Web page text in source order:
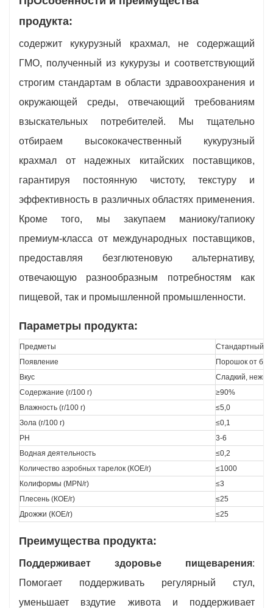
продукта:
содержит кукурузный крахмал, не содержащий
ГМО, полученный из кукурузы и соответствующий
строгим стандартам в области здравоохранения и
окружающей среды, отвечающий требованиям
взыскательных потребителей. Мы тщательно
отбираем высококачественный кукурузный
крахмал от надежных китайских поставщиков,
гарантируя постоянную чистоту, текстуру и
эффективность в различных областях применения.
Кроме того, мы закупаем маниоку/тапиоку
премиум-класса от международных поставщиков,
предоставляя безглютеновую альтернативу,
отвечающую разнообразным потребностям как
пищевой, так и промышленной промышленности.
Параметры продукта:
Предметы
Стандартный
Появление
Порошок от
Вкус
Сладкий,
Содержание (г/100 г)
≥90%
Влажность (г/100 г)
≤5,0
Зола (г/100 г)
≤0,1
PH
3-6
Водная деятельность
≤0,2
Количество аэробных тарелок (КОЕ/г)
≤1000
Колиформы (MPN/г)
≤3
Плесень (КОЕ/г)
≤25
Дрожжи (КОЕ/г)
≤25
Преимущества продукта:
Поддерживает здоровье пищеварения:
Помогает поддерживать регулярный стул,
уменьшает вздутие живота и поддерживает